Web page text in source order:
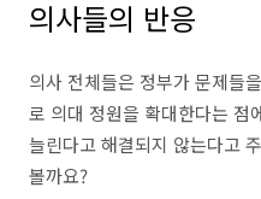
의사들의 반응
의사 전체들은 정부가 문제들
로 의대 정원을 확대한다는 점
늘린다고 해결되지 않는다고
볼까요?